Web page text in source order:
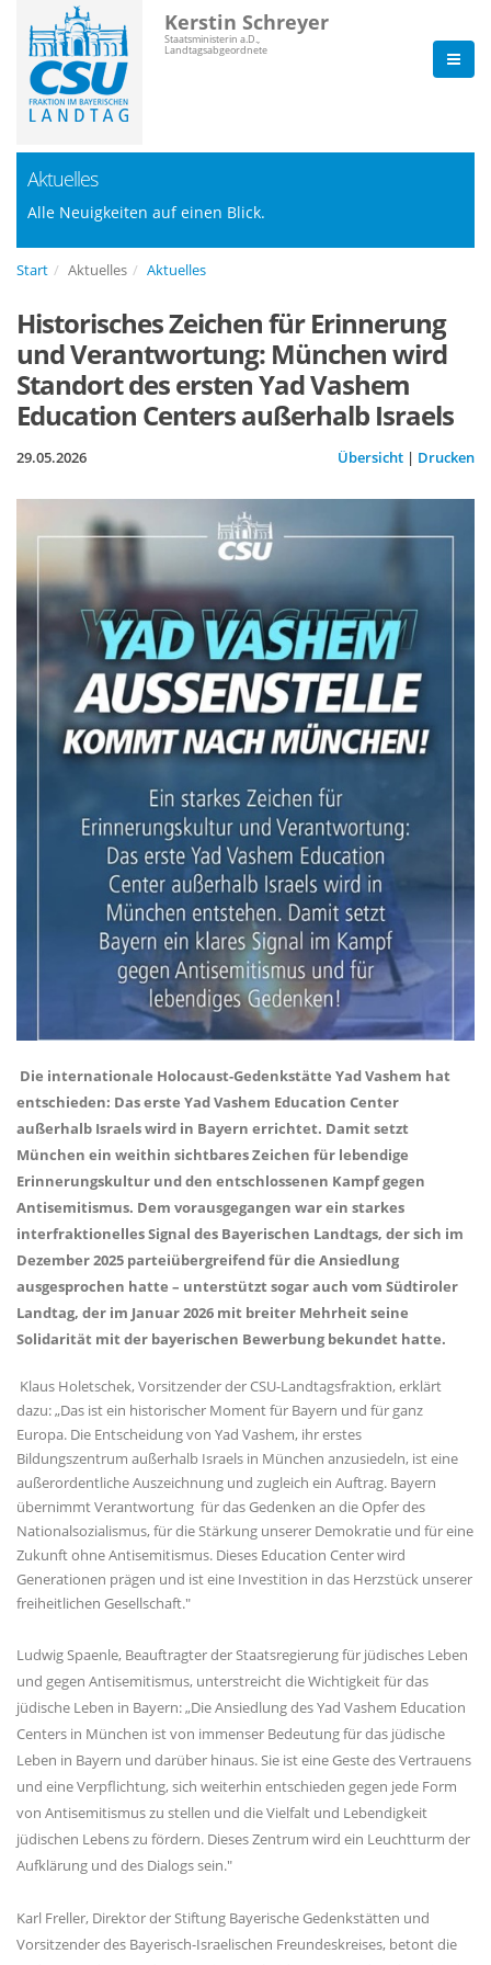
Kerstin Schreyer
Staatsministerin a.D.,
Landtagsabgeordnete
Aktuelles
Alle Neuigkeiten auf einen Blick.
Start Aktuelles Aktuelles
Historisches Zeichen für Erinnerung
und Verantwortung: München wird
Standort des ersten Yad Vashem
Education Centers außerhalb Israels
29.05.2026 Übersicht | Drucken
Die internationale Holocaust-Gedenkstätte Yad Vashem hat
entschieden: Das erste Yad Vashem Education Center
außerhalb Israels wird in Bayern errichtet. Damit setzt
München ein weithin sichtbares Zeichen für lebendige
Erinnerungskultur und den entschlossenen Kampf gegen
Antisemitismus. Dem vorausgegangen war ein starkes
interfraktionelles Signal des Bayerischen Landtags, der sich im
Dezember 2025 parteiübergreifend für die Ansiedlung
ausgesprochen hatte – unterstützt sogar auch vom Südtiroler
Landtag, der im Januar 2026 mit breiter Mehrheit seine
Solidarität mit der bayerischen Bewerbung bekundet hatte.
Klaus Holetschek, Vorsitzender der CSU-Landtagsfraktion, erklärt
dazu: „Das ist ein historischer Moment für Bayern und für ganz
Europa. Die Entscheidung von Yad Vashem, ihr erstes
Bildungszentrum außerhalb Israels in München anzusiedeln, ist eine
außerordentliche Auszeichnung und zugleich ein Auftrag. Bayern
übernimmt Verantwortung für das Gedenken an die Opfer des
Nationalsozialismus, für die Stärkung unserer Demokratie und für eine
Zukunft ohne Antisemitismus. Dieses Education Center wird
Generationen prägen und ist eine Investition in das Herzstück unserer
freiheitlichen Gesellschaft."
Ludwig Spaenle, Beauftragter der Staatsregierung für jüdisches Leben
und gegen Antisemitismus, unterstreicht die Wichtigkeit für das
jüdische Leben in Bayern: „Die Ansiedlung des Yad Vashem Education
Centers in München ist von immenser Bedeutung für das jüdische
Leben in Bayern und darüber hinaus. Sie ist eine Geste des Vertrauens
und eine Verpflichtung, sich weiterhin entschieden gegen jede Form
von Antisemitismus zu stellen und die Vielfalt und Lebendigkeit
jüdischen Lebens zu fördern. Dieses Zentrum wird ein Leuchtturm der
Aufklärung und des Dialogs sein."
Karl Freller, Direktor der Stiftung Bayerische Gedenkstätten und
Vorsitzender des Bayerisch-Israelischen Freundeskreises, betont die